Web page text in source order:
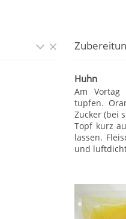
Huhn
Am Vortag
tupfen.
Zucker (bei
Topf kurz
lassen.
und